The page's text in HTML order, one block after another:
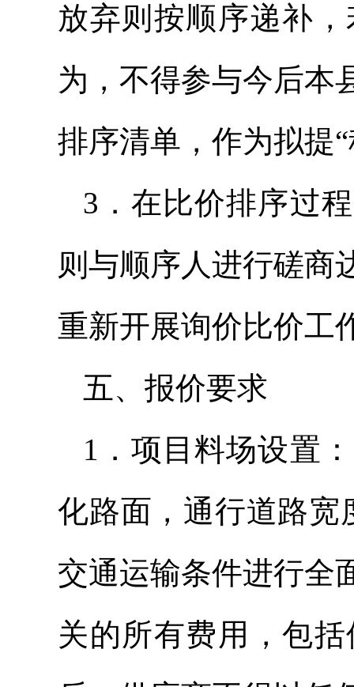
放弃则按顺序递补
为，不得参与今后本
排序清单，作为拟提
3．在比价排序过
则与顺序人进行磋商
重新开展询价比价工
五、报价要求
1．项目料场设置
化路面，通行道路宽
交通运输条件进行全
关的所有费用，包